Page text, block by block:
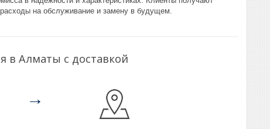
на обслуживание и замену в будущем.
в Алматы с доставкой
→